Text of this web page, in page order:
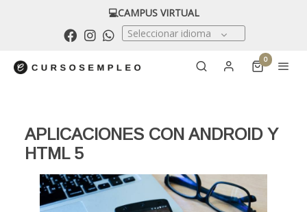
💻CAMPUS VIRTUAL
Seleccionar idioma
0
APLICACIONES CON ANDROID Y
HTML 5